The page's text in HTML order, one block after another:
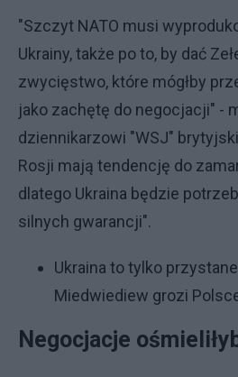
"Szczyt NATO musi
Ukrainy, także po to, by dać
zwycięstwo, które mógłby
jako zachętę do negocjacji" -
dziennikarzowi "WSJ"
Rosji mają tendencję do
dlatego Ukraina będzie
silnych gwarancji".
Ukraina to tylko
Miedwiediew grozi
Negocjacje